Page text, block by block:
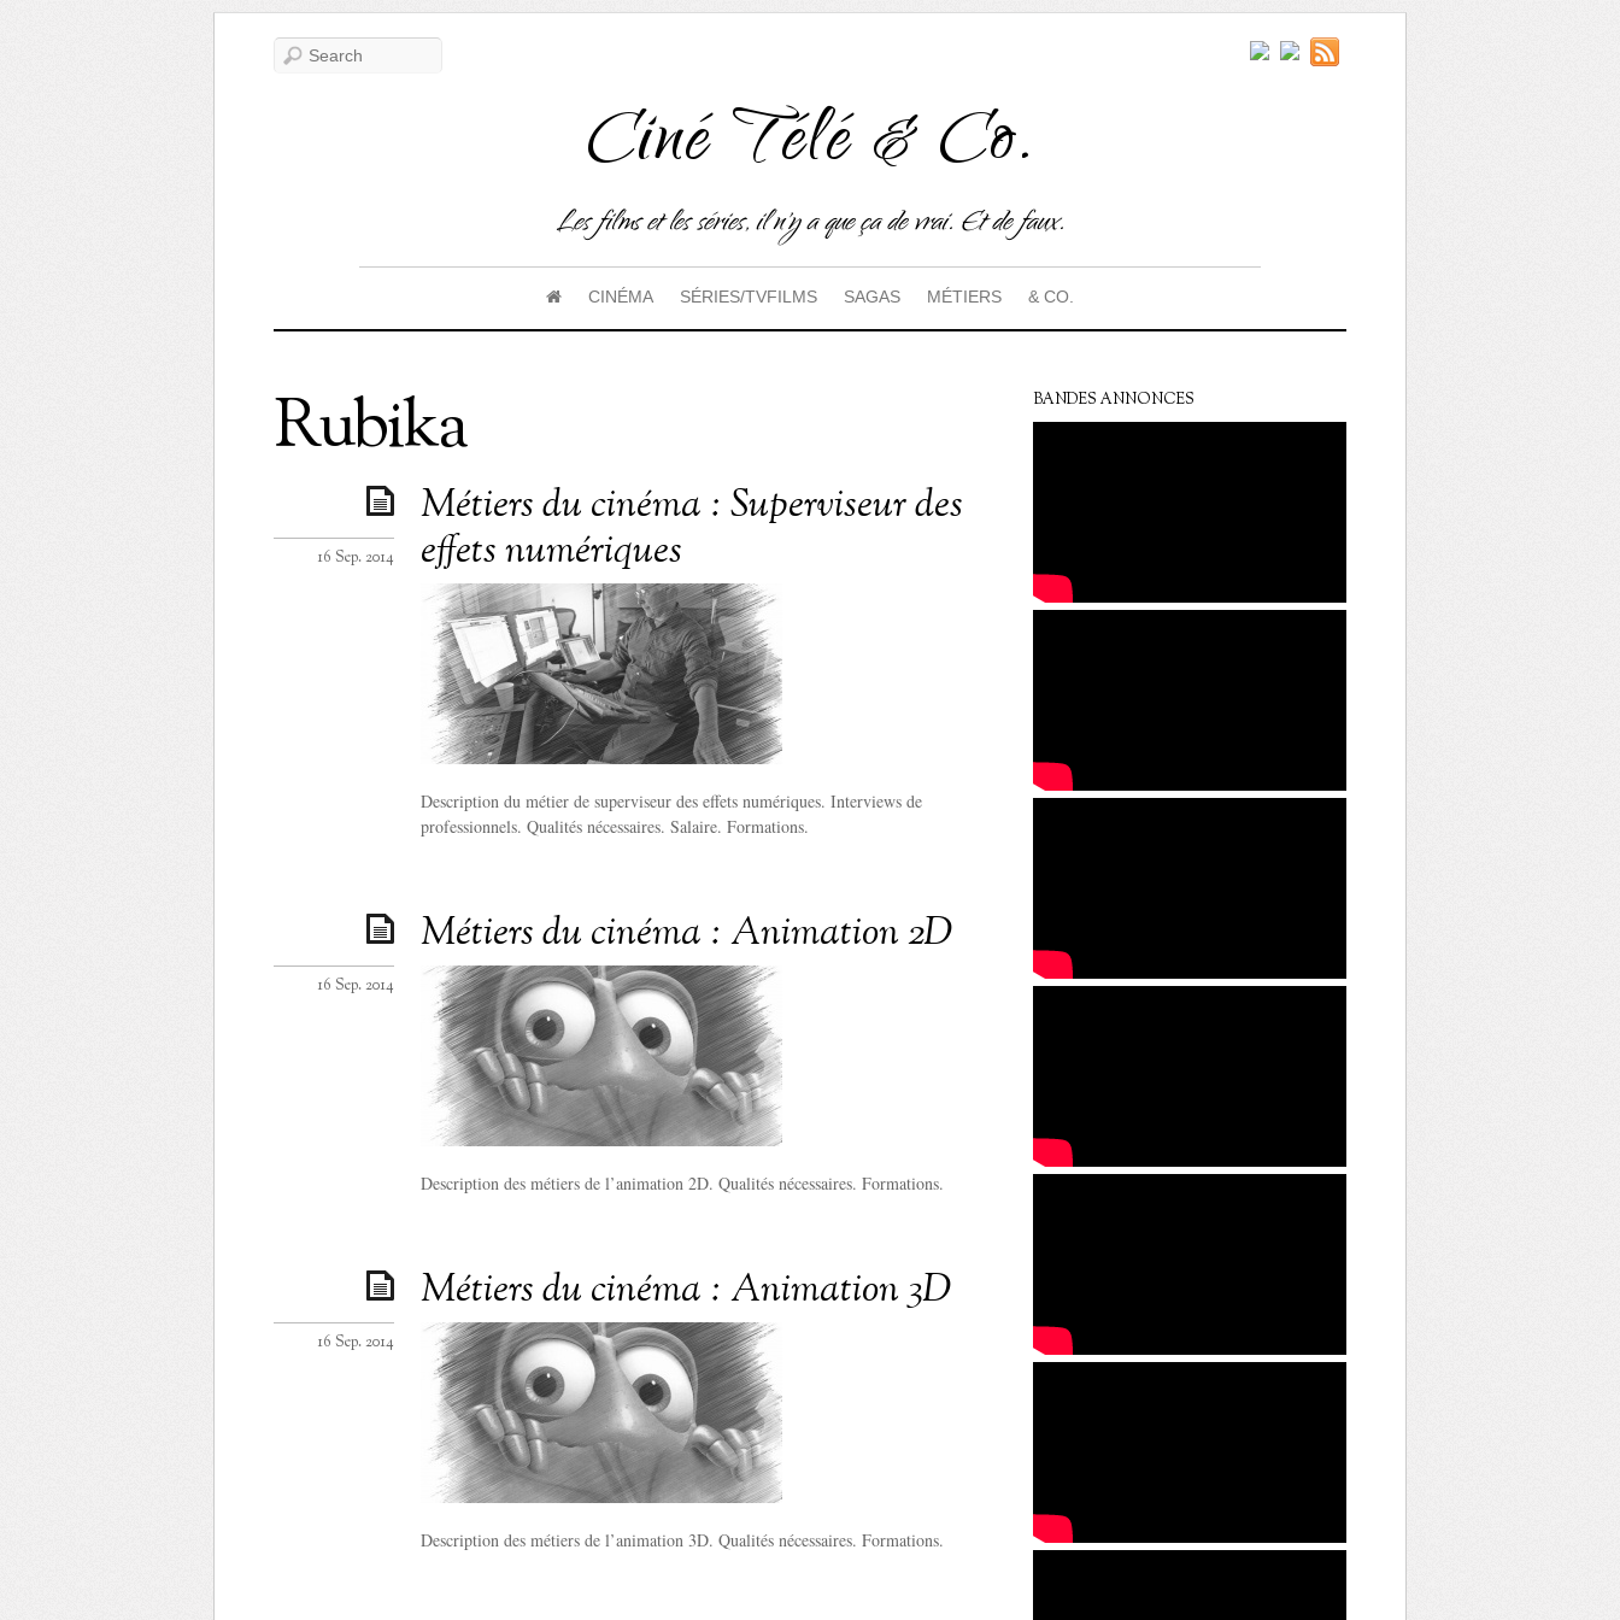
Ciné Télé & Co.
Les films et les séries, il n'y a que ça de vrai. Et de faux.
CINÉMA SÉRIES/TVFILMS SAGAS MÉTIERS & CO.
Rubika
Métiers du cinéma : Superviseur des
effets numériques
16 Sep. 2014
Description du métier de superviseur des effets numériques. Interviews de
professionnels. Qualités nécessaires. Salaire. Formations.
Métiers du cinéma : Animation 2D
16 Sep. 2014
Description des métiers de l’animation 2D. Qualités nécessaires. Formations.
Métiers du cinéma : Animation 3D
16 Sep. 2014
Description des métiers de l’animation 3D. Qualités nécessaires. Formations.
BANDES ANNONCES